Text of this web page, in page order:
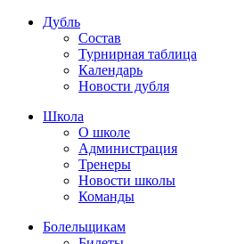
Дубль
Состав
Турнирная таблица
Календарь
Новости дубля
Школа
О школе
Администрация
Тренеры
Новости школы
Команды
Болельщикам